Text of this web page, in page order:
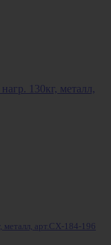
металл, арт.СХ-184-196